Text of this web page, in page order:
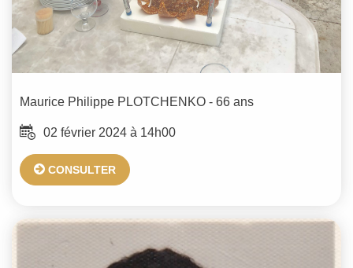
Maurice Philippe PLOTCHENKO - 66 ans
02 février 2024 à 14h00
CONSULTER